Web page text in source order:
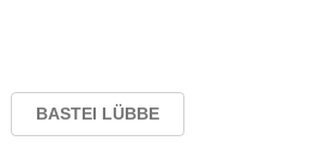
BASTEI LÜBBE